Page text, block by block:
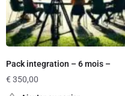
Pack integration – 6 mois –
€ 350,00